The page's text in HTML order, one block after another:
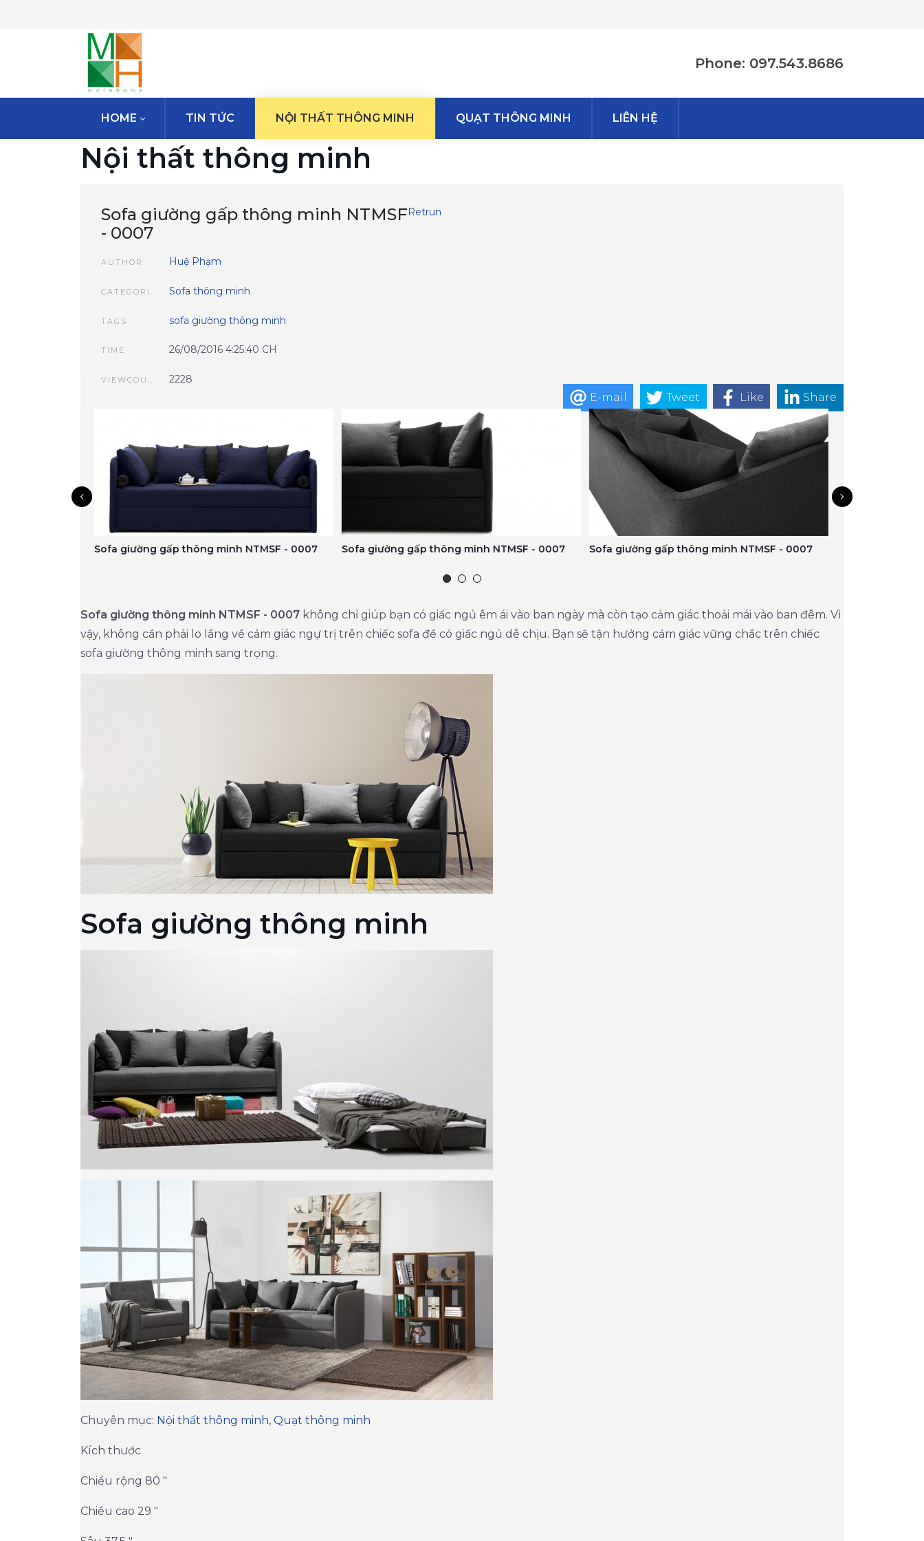
Phone: 097.543.8686
HOME TIN TỨC NỘI THẤT THÔNG MINH QUẠT THÔNG MINH LIÊN HỆ
Nội thất thông minh
E-mail Tweet Like Share
Retrun
Sofa giường gấp thông minh NTMSF
- 0007
AUTHOR Huệ Phạm
CATEGORIES Sofa thông minh
TAGS sofa giường thông minh
TIME 26/08/2016 4:25:40 CH
VIEWCOUNT 2228
Sofa giường gấp thông minh NTMSF - 0007 Sofa giường gấp thông minh NTMSF - 0007 Sofa giường gấp thông minh NTMSF - 0007
Sofa giường thông minh NTMSF - 0007 không chỉ giúp bạn có giấc ngủ êm ái vào ban ngày mà còn tạo cảm giác thoải mái vào ban đêm. Vì
vậy, không cần phải lo lắng về cảm giác ngự trị trên chiếc sofa để có giấc ngủ dễ chịu. Bạn sẽ tận hưởng cảm giác vững chắc trên chiếc
sofa giường thông minh sang trọng.
Sofa giường thông minh
​Chuyên mục: Nội thất thông minh, Quạt thông minh
Kích thước
Chiều rộng 80 "
Chiều cao 29 "